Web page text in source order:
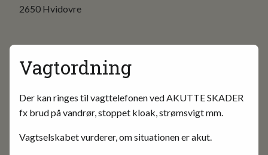
2650 Hvidovre
Vagtordning
Der kan ringes til vagttelefonen ved AKUTTE SKADER
fx brud på vandrør, stoppet kloak, strømsvigt mm.
Vagtselskabet vurderer, om situationen er akut.